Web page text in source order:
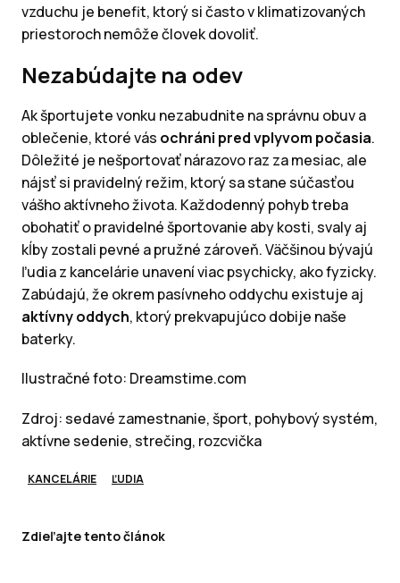
vzduchu je benefit, ktorý si často v klimatizovaných
priestoroch nemôže človek dovoliť.
Nezabúdajte na odev
Ak športujete vonku nezabudnite na správnu obuv a
oblečenie, ktoré vás ochráni pred vplyvom počasia.
Dôležité je nešportovať nárazovo raz za mesiac, ale
nájsť si pravidelný režim, ktorý sa stane súčasťou
vášho aktívneho života. Každodenný pohyb treba
obohatiť o pravidelné športovanie aby kosti, svaly aj
kĺby zostali pevné a pružné zároveň. Väčšinou bývajú
ľudia z kancelárie unavení viac psychicky, ako fyzicky.
Zabúdajú, že okrem pasívneho oddychu existuje aj
aktívny oddych, ktorý prekvapujúco dobije naše
baterky.
Ilustračné foto: Dreamstime.com
Zdroj: sedavé zamestnanie, šport, pohybový systém,
aktívne sedenie, strečing, rozcvička
KANCELÁRIE ĽUDIA
Zdieľajte tento článok